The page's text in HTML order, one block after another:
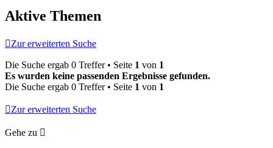
Aktive Themen
Zur erweiterten Suche
Die Suche ergab 0 Treffer • Seite 1 von 1
Es wurden keine passenden Ergebnisse gefunden.
Die Suche ergab 0 Treffer • Seite 1 von 1
Zur erweiterten Suche
Gehe zu